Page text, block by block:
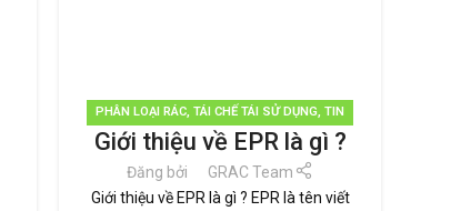
PHÂN LOẠI RÁC,TÁI CHẾ TÁI SỬ DỤNG,TIN
TỨC
Giới thiệu về EPR là gì ?
Đăng bởi
GRAC Team
Giới thiệu về EPR là gì ? EPR là tên viết